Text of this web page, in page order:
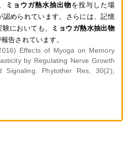
ミョウガ熱水抽出物を投与した場
認められています。さらには、記憶
においても、
ミョウガ熱水抽出物
告されています。
Effects of Myoga on Memory
by Regulating Nerve Growth
Signaling. Phytother Res, 30(2),